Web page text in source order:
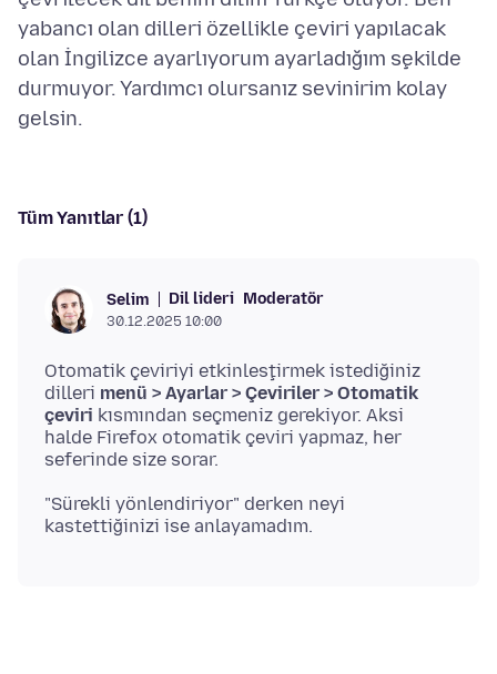
yabancı olan dilleri özellikle çeviri yapılacak
olan İngilizce ayarlıyorum ayarladığım şekilde
durmuyor. Yardımcı olursanız sevinirim kolay
Tüm Yanıtlar (1)
Selim Dil lideri Moderatör
30.12.2025 10:00
Otomatik çeviriyi etkinleştirmek istediğiniz
dilleri menü > Ayarlar > Çeviriler > Otomatik
çeviri kısmından seçmeniz gerekiyor. Aksi
halde Firefox otomatik çeviri yapmaz, her
"Sürekli yönlendiriyor" derken neyi